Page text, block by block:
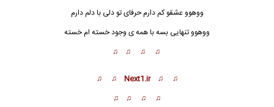
ووهوو عشقو کم دارم حرفای تو دلی با دلم دارم
ووهوو تنهایی بسه با همه ی وجود خسته ام خسته
♫ ♫ ♫ ♫
♫ ♫ Next1.ir ♫ ♫
♫ ♫ ♫ ♫